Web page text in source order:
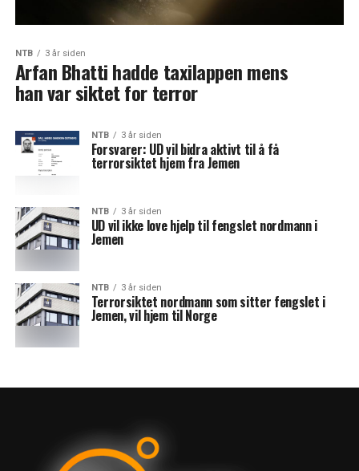
NTB 3 år siden
Arfan Bhatti hadde taxilappen mens
han var siktet for terror
NTB 3 år siden
Forsvarer: UD vil bidra aktivt til å få
terrorsiktet hjem fra Jemen
NTB 3 år siden
UD vil ikke love hjelp til fengslet nordmann i
Jemen
NTB 3 år siden
Terrorsiktet nordmann som sitter fengslet i
Jemen, vil hjem til Norge